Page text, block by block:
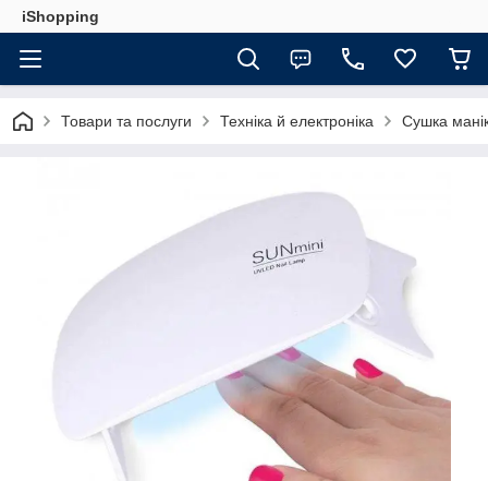
iShopping
Товари та послуги Техніка й електроніка Сушка